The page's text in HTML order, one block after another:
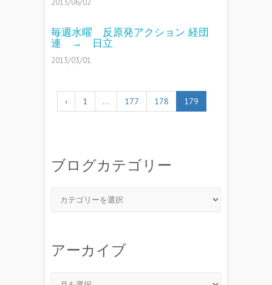
毎週水曜 反原発アクション 経団
連 → 日立
2013/03/01
‹ 1 … 177 178 179
ブログカテゴリー
アーカイブ